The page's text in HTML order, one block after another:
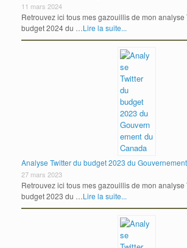
11 mars 2024
Retrouvez ici tous mes gazouillis de mon analyse
budget 2024 du …Lire la suite...
Analyse Twitter du budget 2023 du
27 mars 2023
Retrouvez ici tous mes gazouillis de mon analyse
budget 2023 du …Lire la suite...